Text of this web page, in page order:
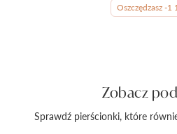
Oszczędzasz -1
Zobacz
Sprawdź pierścionki, które